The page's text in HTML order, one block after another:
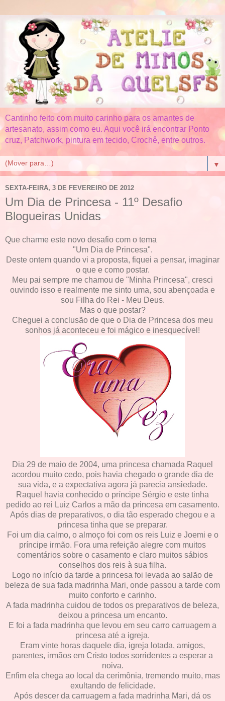
Cantinho feito com muito carinho para os amantes de
artesanato, assim como eu. Aqui você irá encontrar Ponto
cruz, Patchwork, pintura em tecido, Crochê, entre outros.
▼
SEXTA-FEIRA, 3 DE FEVEREIRO DE 2012
Um Dia de Princesa - 11º Desafio
Blogueiras Unidas
Que charme este novo desafio com o tema
"Um Dia de Princesa".
Deste ontem quando vi a proposta, fiquei a pensar, imaginar
o que e como postar.
Meu pai sempre me chamou de "Minha Princesa", cresci
ouvindo isso e realmente me sinto uma, sou abençoada e
sou Filha do Rei - Meu Deus.
Mas o que postar?
Cheguei a conclusão de que o Dia de Princesa dos meu
sonhos já aconteceu e foi mágico e inesquecível!
Dia 29 de maio de 2004, uma princesa chamada Raquel
acordou muito cedo, pois havia chegado o grande dia de
sua vida, e a expectativa agora já parecia ansiedade.
Raquel havia conhecido o príncipe Sérgio e este tinha
pedido ao rei Luiz Carlos a mão da princesa em casamento.
Após dias de preparativos, o dia tão esperado chegou e a
princesa tinha que se preparar.
Foi um dia calmo, o almoço foi com os reis Luiz e Joemi e o
príncipe irmão. Fora uma refeição alegre com muitos
comentários sobre o casamento e claro muitos sábios
conselhos dos reis à sua filha.
Logo no início da tarde a princesa foi levada ao salão de
beleza de sua fada madrinha Mari, onde passou a tarde com
muito conforto e carinho.
A fada madrinha cuidou de todos os preparativos de beleza,
deixou a princesa um encanto.
E foi a fada madrinha que levou em seu carro carruagem a
princesa até a igreja.
Eram vinte horas daquele dia, igreja lotada, amigos,
parentes, irmãos em Cristo todos sorridentes a esperar a
noiva.
Enfim ela chega ao local da cerimônia, tremendo muito, mas
exultando de felicidade.
Após descer da carruagem a fada madrinha Mari, dá os